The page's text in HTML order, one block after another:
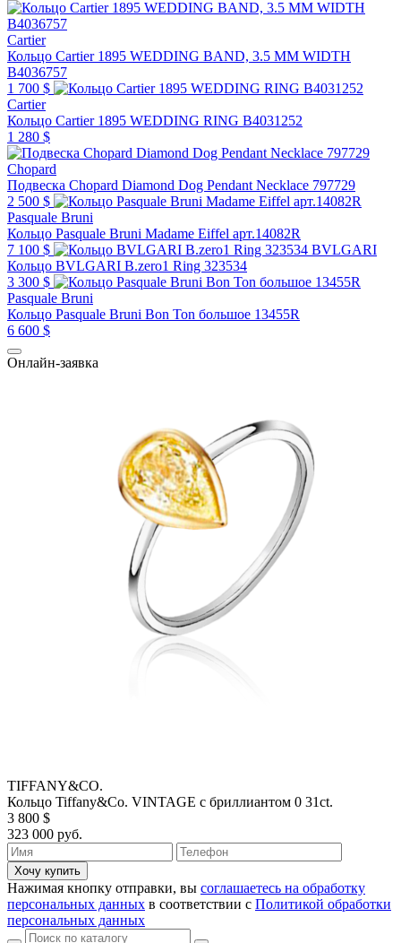
Cartier
Кольцо Cartier 1895 WEDDING BAND, 3.5 MM WIDTH
B4036757
1 700 $
Cartier
Кольцо Cartier 1895 WEDDING RING B4031252
1 280 $
Chopard
Подвеска Chopard Diamond Dog Pendant Necklace 797729
2 500 $
Pasquale Bruni
Кольцо Pasquale Bruni Madame Eiffel арт.14082R
7 100 $
BVLGARI
Кольцо BVLGARI B.zero1 Ring 323534
3 300 $
Pasquale Bruni
Кольцо Pasquale Bruni Bon Ton большое 13455R
6 600 $
Онлайн-заявка
TIFFANY&CO.
Кольцо Tiffany&Co. VINTAGE с бриллиантом 0 31ct.
3 800 $
323 000 руб.
Хочу купить
Нажимая кнопку отправки, вы соглашаетесь на обработку
персональных данных в соответствии с Политикой обработки
персональных данных